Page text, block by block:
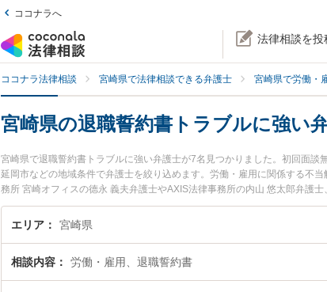
ココナラへ
法律相談を投
ココナラ法律相談 宮崎県で法律相談できる弁護士 宮崎県で労働・
宮崎県の退職誓約書トラブルに強い
宮崎県で退職誓約書トラブルに強い弁護士が7名見つかりました。初回面談
延岡市などの地域条件で弁護士を絞り込めます。労働・雇用に関係する不
務所 宮崎オフィスの德永 義夫弁護士やAXIS法律事務所の内山 悠太郎弁護
ます。『宮崎県で土日や夜間に発生した退職誓約書トラブルのトラブルを
たい』『初回相談無料で退職誓約書トラブルを法律相談できる宮崎県内の
エリア 宮崎県
相談内容 労働・雇用、退職誓約書